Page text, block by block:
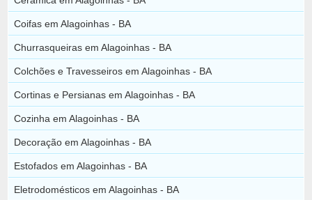
Coifas em Alagoinhas - BA
Churrasqueiras em Alagoinhas - BA
Colchões e Travesseiros em Alagoinhas - BA
Cortinas e Persianas em Alagoinhas - BA
Cozinha em Alagoinhas - BA
Decoração em Alagoinhas - BA
Estofados em Alagoinhas - BA
Eletrodomésticos em Alagoinhas - BA